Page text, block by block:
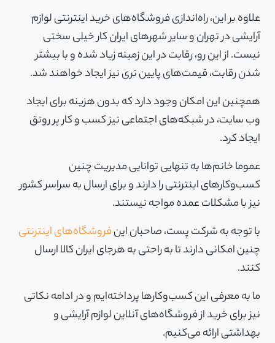
علاوه بر این، راه‌اندازی فروشگاه‌های خرید اینترنتی لوازم
آرایشی در تهران و سایر شهرهای ایران کار خیلی سختی
نیست. از این رو، رقابت در این زمینه زیاد شده و با بیشتر
شدن رقابت، قیمت‌های پایین تری نیز ایجاد خواهند شد.
همچنین این امکان وجود دارد که بدون هزینه برای ایجاد
وب سایت، در شبکه‌های اجتماعی نیز کسب و کار پر رونق
ایجاد کرد.
عموما خانم‌ها به تنهایی توانایی مدیر‌یت چنین
کسب‌وکارهای اینترنتی را دارند و برای ارسال به سراسر کشور
نیز با مشکلات عمده مواجه نیستند.
با توجه به شرکت پست، صاحبان اینفروشگاه‌های اینترنتی
چنین امکانی دارند تا به راحتی به هرجای ایران کالا ارسال
کنند.
ما به معرفی این کسب‌وکارها پرداخته‌ایم و در ادامه نکاتی
نیز برای خرید از فروشگاه‌های آنلاین لوازم آرایشی و
بهداشتی ارائه می‌کنیم.